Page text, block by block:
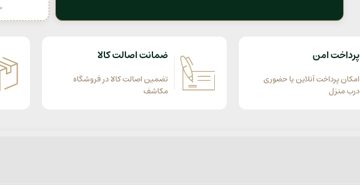
پرداخت امن
امکان پرداخت آنلاین یا حضوری
درب منزل
ضمانت اصالت کالا
تضمین اصالت کالا در فروشگاه
مکاشف